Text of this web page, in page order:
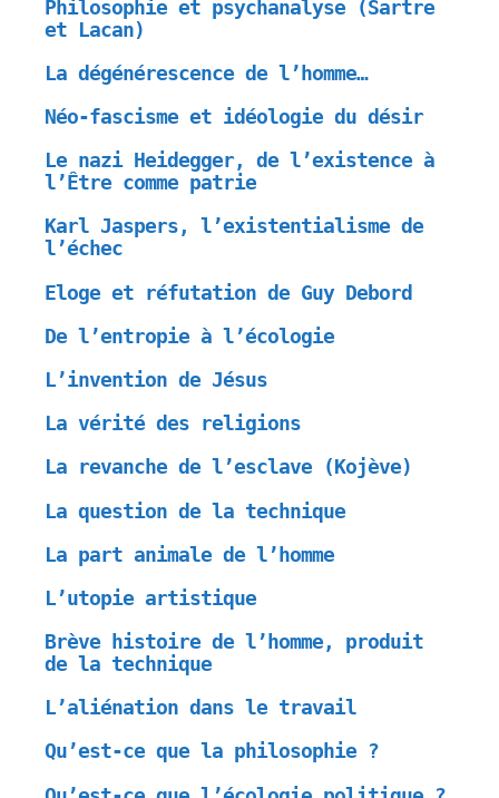
Philosophie et psychanalyse (Sartre
et Lacan)
La dégénérescence de l’homme…
Néo-fascisme et idéologie du désir
Le nazi Heidegger, de l’existence à
l’Être comme patrie
Karl Jaspers, l’existentialisme de
l’échec
Eloge et réfutation de Guy Debord
De l’entropie à l’écologie
L’invention de Jésus
La vérité des religions
La revanche de l’esclave (Kojève)
La question de la technique
La part animale de l’homme
L’utopie artistique
Brève histoire de l’homme, produit
de la technique
L’aliénation dans le travail
Qu’est-ce que la philosophie ?